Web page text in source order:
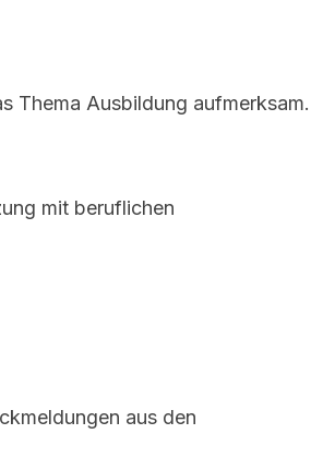
Thema Ausbildung aufmerksam.
mit beruflichen
aus den